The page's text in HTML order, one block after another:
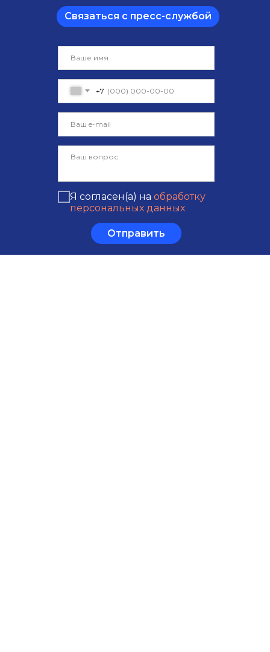
+7
Я согласен(а) на обработку
персональных данных
Отправить
Связаться с пресс-службой